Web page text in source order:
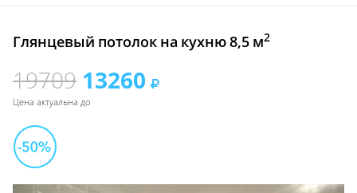
Глянцевый потолок на кухню 8,5 м2
19709 13260
Цена актуальна до